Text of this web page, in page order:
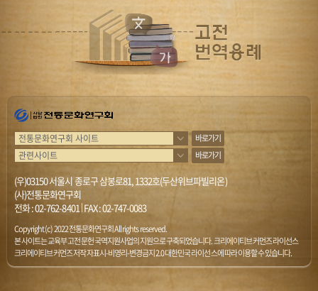
바로가기
바로가기
(우)03150 서울시 종로구 삼봉로81, 1332호(두산위브파빌리온)
(사)전통문화연구회
전화 :02-762-8401|FAX : 02-747-0083
Copyright (c) 2022 전통문화연구회 All rights reserved.
본 사이트는 교육부 고전문헌 국역지원사업의 지원으로 구축되었습니다. 크리에이티브 커먼즈 라이선스
크리에이티브 커먼즈 저작자표시-비영리-변경금지 2.0 대한민국 라이선스에 따라 이용할 수 있습니다.